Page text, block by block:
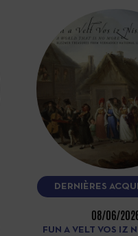
DERNIÈRES
08/06/
FUN A VELT VOS IZ